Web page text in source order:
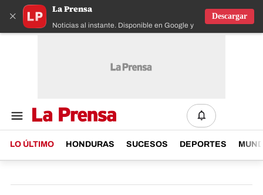
×
La Prensa
Noticias al instante. Disponible en Google y IOS
Descargar
LO ÚLTIMO HONDURAS SUCESOS DEPORTES